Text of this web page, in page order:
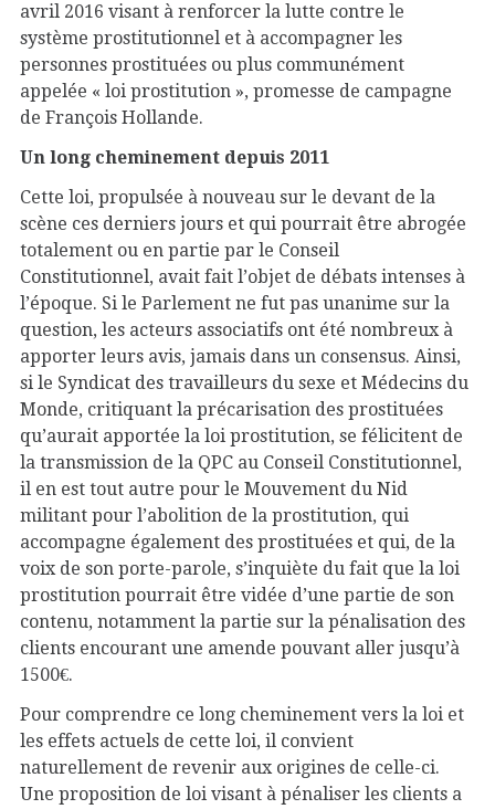
avril 2016 visant à renforcer la lutte contre le
système prostitutionnel et à accompagner les
personnes prostituées ou plus communément
appelée « loi prostitution », promesse de campagne
de François Hollande.
Un long cheminement depuis 2011
Cette loi, propulsée à nouveau sur le devant de la
scène ces derniers jours et qui pourrait être abrogée
totalement ou en partie par le Conseil
Constitutionnel, avait fait l’objet de débats intenses à
l’époque. Si le Parlement ne fut pas unanime sur la
question, les acteurs associatifs ont été nombreux à
apporter leurs avis, jamais dans un consensus. Ainsi,
si le Syndicat des travailleurs du sexe et Médecins du
Monde, critiquant la précarisation des prostituées
qu’aurait apportée la loi prostitution, se félicitent de
la transmission de la QPC au Conseil Constitutionnel,
il en est tout autre pour le Mouvement du Nid
militant pour l’abolition de la prostitution, qui
accompagne également des prostituées et qui, de la
voix de son porte-parole, s’inquiète du fait que la loi
prostitution pourrait être vidée d’une partie de son
contenu, notamment la partie sur la pénalisation des
clients encourant une amende pouvant aller jusqu’à
1500€.
Pour comprendre ce long cheminement vers la loi et
les effets actuels de cette loi, il convient
naturellement de revenir aux origines de celle-ci.
Une proposition de loi visant à pénaliser les clients a